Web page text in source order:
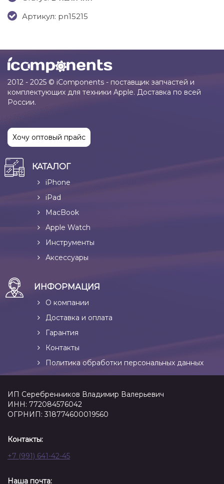
Артикул: pn15215
2012 - 2025 © iComponents - поставщик запчастей и
комплектующих для техники Apple. Доставка по всей
России.
Хочу оптовый прайс
КАТАЛОГ
iPhone
iPad
MacBook
Apple Watch
Инструменты
Аксессуары
ИНФОРМАЦИЯ
О компании
Доставка и оплата
Гарантия
Контакты
Политика обработки персональных данных
ИП Серебренников Владимир Валерьевич
ИНН: 772084576042
ОГРНИП: 318774600019560
Контакты:
+7 (991) 641-42-45
Наша почта: